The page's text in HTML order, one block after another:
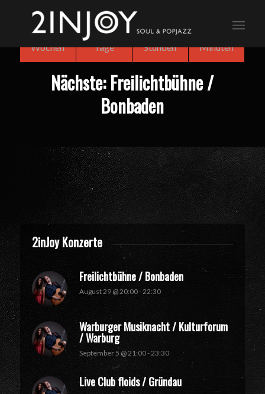
3
Wochen
2
Tage
7
Stunden Minuten
Nächste: Freilichtbühne /
Bonbaden
2inJoy Konzerte
Freilichtbühne / Bonbaden
August 29 @ 20:00-22:30
Warburger Musiknacht / Kulturforum
/ Warburg
September 5 @ 21:00-23:30
Live Club floids / Gründau